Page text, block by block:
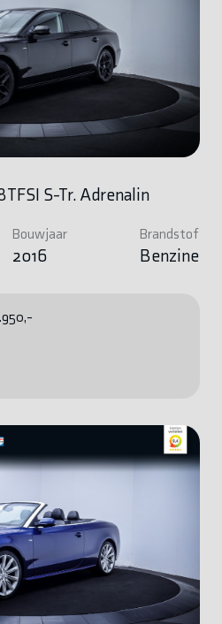
S-Tr. Adrenalin
Bouwjaar
2016
Brandstof
Benzine